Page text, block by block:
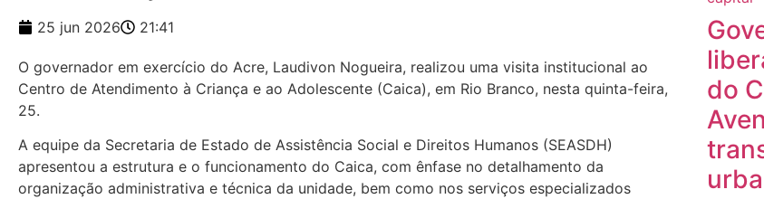
25 jun 2026 21:41
O governador em exercício do Acre, Laudivon Nogueira, realizou uma visita institucional ao
Centro de Atendimento à Criança e ao Adolescente (Caica), em Rio Branco, nesta quinta-feira,
25.
A equipe da Secretaria de Estado de Assistência Social e Direitos Humanos (SEASDH)
apresentou a estrutura e o funcionamento do Caica, com ênfase no detalhamento da
organização administrativa e técnica da unidade, bem como nos serviços especializados
do